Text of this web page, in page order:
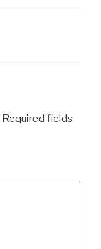
Required fields